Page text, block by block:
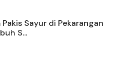
Sayur di Pekarangan
S...